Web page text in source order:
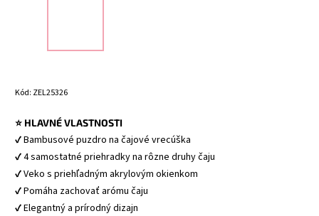
Kód: ZEL25326
⭐ HLAVNÉ VLASTNOSTI
✔ Bambusové puzdro na čajové vrecúška
✔ 4 samostatné priehradky na rôzne druhy čaju
✔ Veko s priehľadným akrylovým okienkom
✔ Pomáha zachovať arómu čaju
✔ Elegantný a prírodný dizajn